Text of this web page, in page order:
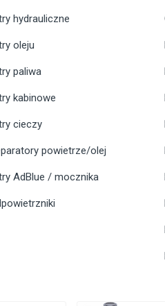
hydrauliczne
oleju
paliwa
kabinowe
cieczy
powietrze/olej
AdBlue / mocznika